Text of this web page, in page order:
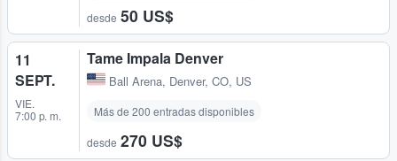
desde 50 US$
11
SEPT.
VIE.
7:00 p. m.
Tame Impala Denver
Ball Arena, Denver, CO, US
Más de 200 entradas disponibles
desde 270 US$